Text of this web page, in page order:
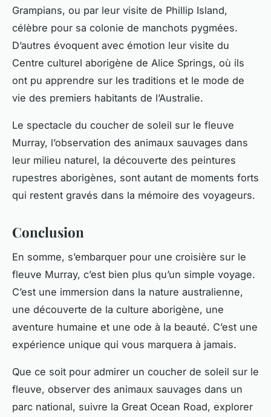
Grampians, ou par leur visite de Phillip Island,
célèbre pour sa colonie de manchots pygmées.
D’autres évoquent avec émotion leur visite du
Centre culturel aborigène de Alice Springs, où ils
ont pu apprendre sur les traditions et le mode de
vie des premiers habitants de l’Australie.
Le spectacle du coucher de soleil sur le fleuve
Murray, l’observation des animaux sauvages dans
leur milieu naturel, la découverte des peintures
rupestres aborigènes, sont autant de moments forts
qui restent gravés dans la mémoire des voyageurs.
Conclusion
En somme, s’embarquer pour une croisière sur le
fleuve Murray, c’est bien plus qu’un simple voyage.
C’est une immersion dans la nature australienne,
une découverte de la culture aborigène, une
aventure humaine et une ode à la beauté. C’est une
expérience unique qui vous marquera à jamais.
Que ce soit pour admirer un coucher de soleil sur le
fleuve, observer des animaux sauvages dans un
parc national, suivre la Great Ocean Road, explorer